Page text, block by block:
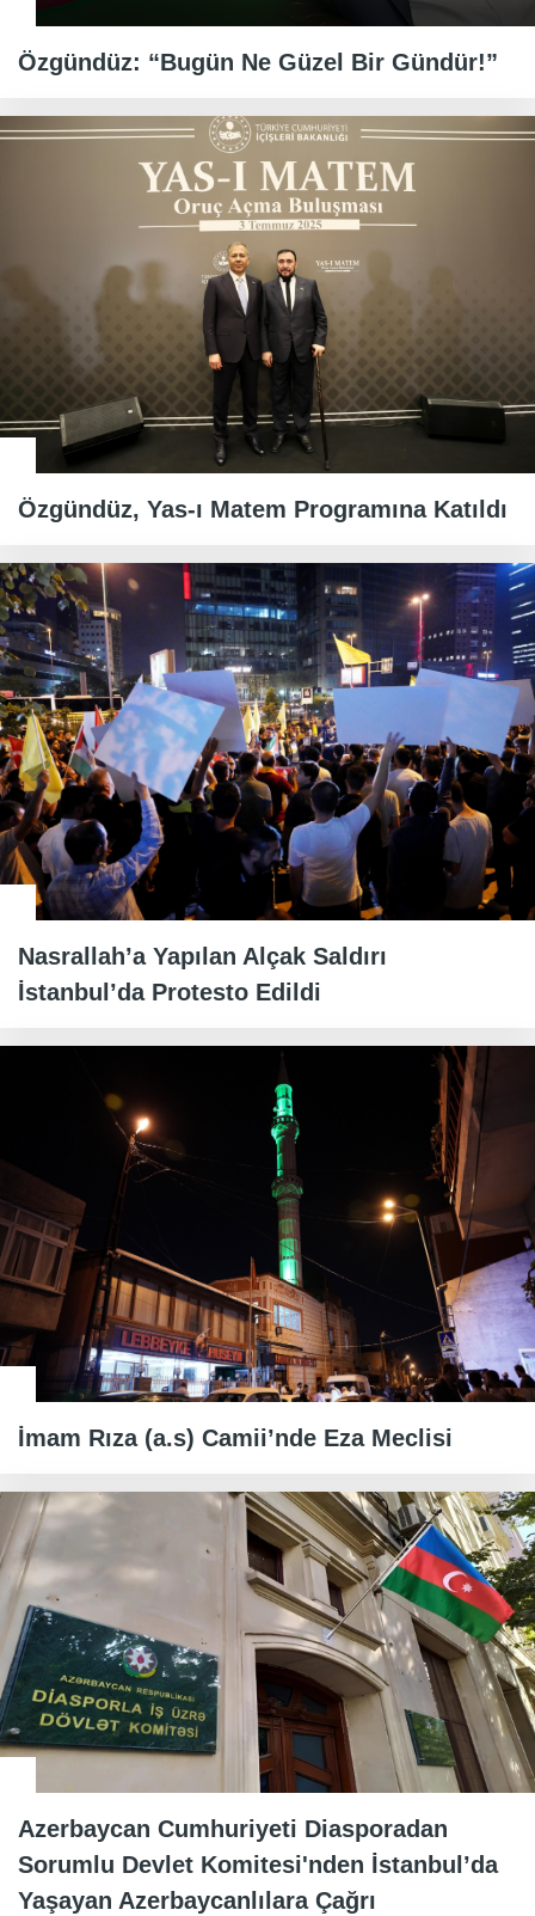
Özgündüz: “Bugün Ne Güzel Bir Gündür!”
Özgündüz, Yas-ı Matem Programına Katıldı
Nasrallah’a Yapılan Alçak Saldırı
İstanbul’da Protesto Edildi
İmam Rıza (a.s) Camii’nde Eza Meclisi
Azerbaycan Cumhuriyeti Diasporadan
Sorumlu Devlet Komitesi'nden İstanbul’da
Yaşayan Azerbaycanlılara Çağrı